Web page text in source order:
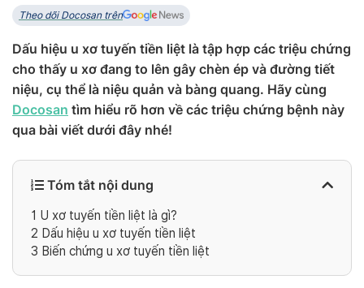
Theo dõi Docosan trên
Dấu hiệu u xơ tuyến tiền liệt là tập hợp các triệu chứng
cho thấy u xơ đang to lên gây chèn ép và đường tiết
niệu, cụ thể là niệu quản và bàng quang. Hãy cùng
Docosan tìm hiểu rõ hơn về các triệu chứng bệnh này
qua bài viết dưới đây nhé!
Tóm tắt nội dung
1 U xơ tuyến tiền liệt là gì?
2 Dấu hiệu u xơ tuyến tiền liệt
3 Biến chứng u xơ tuyến tiền liệt